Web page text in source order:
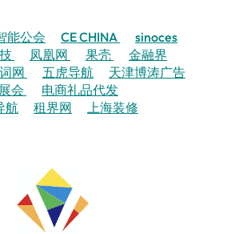
能公会 CE CHINA
sinoces
凤凰网 果壳
金融界
网 五虎导航
天津博涛广告
会
电商礼品代发
航 租界网 上海装修